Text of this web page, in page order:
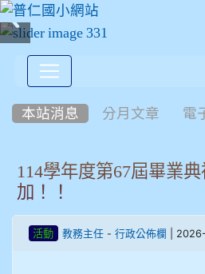
本站消息 分月文章 電
114學年度第67屆畢業
加！！
活動 教務主任- 行政公佈欄 |